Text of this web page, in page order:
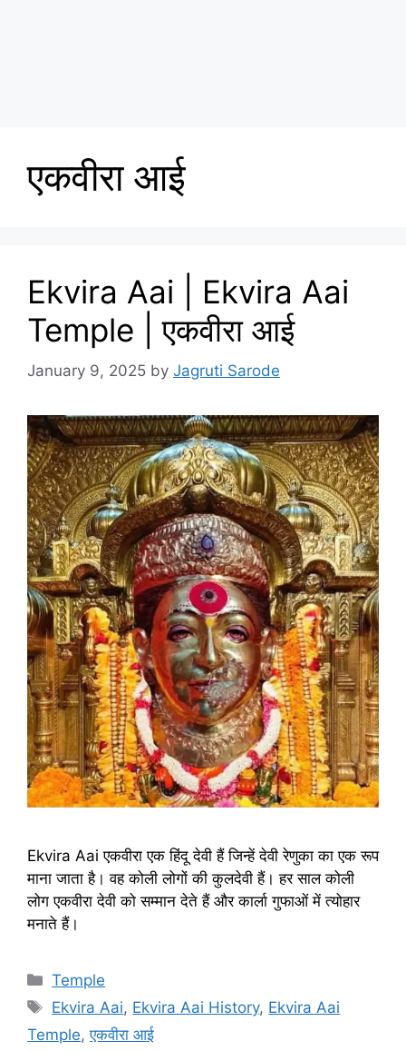
एकवीरा आई
Ekvira Aai | Ekvira Aai
Temple | एकवीरा आई
January 9, 2025 by Jagruti Sarode
Ekvira Aai एकवीरा एक हिंदू देवी हैं जिन्हें देवी रेणुका का एक रूप
माना जाता है। वह कोली लोगों की कुलदेवी हैं। हर साल कोली
लोग एकवीरा देवी को सम्मान देते हैं और कार्ला गुफाओं में त्योहार
मनाते हैं।
Categories
Temple
Tags
Ekvira Aai, Ekvira Aai History, Ekvira Aai
Temple,एकवीरा आई